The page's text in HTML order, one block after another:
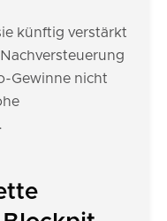
künftig verstärkt
Gewinne nicht